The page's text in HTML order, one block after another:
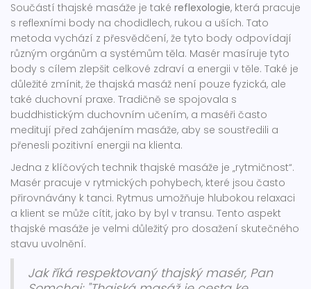
Součástí thajské masáže je také reflexologie, která pracuje
s reflexními body na chodidlech, rukou a uších. Tato
metoda vychází z přesvědčení, že tyto body odpovídají
různým orgánům a systémům těla. Masér masíruje tyto
body s cílem zlepšit celkové zdraví a energii v těle. Také je
důležité zmínit, že thajská masáž není pouze fyzická, ale
také duchovní praxe. Tradičně se spojovala s
buddhistickým duchovním učením, a maséři často
meditují před zahájením masáže, aby se soustředili a
přenesli pozitivní energii na klienta.
Jedna z klíčových technik thajské masáže je „rytmičnost“.
Masér pracuje v rytmických pohybech, které jsou často
přirovnávány k tanci. Rytmus umožňuje hlubokou relaxaci
a klient se může cítit, jako by byl v transu. Tento aspekt
thajské masáže je velmi důležitý pro dosažení skutečného
stavu uvolnění.
Jak říká respektovaný thajský masér, Pan